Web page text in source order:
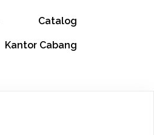
Catalog
Kantor Cabang